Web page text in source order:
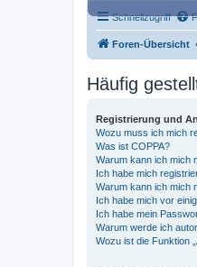
Schnellzugriff
Foren-Übersicht
Häufig
Registrierung und
Wozu muss ich mich
Was ist COPPA?
Warum kann ich mich
Ich habe mich
Warum kann ich mich
Ich habe mich vor
Ich habe mein
Warum werde ich
Wozu ist die Funktion